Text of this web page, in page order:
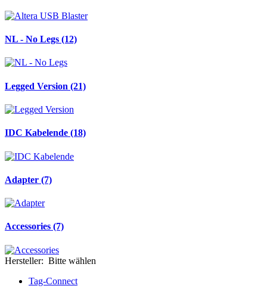
NL - No Legs (12)
Legged Version (21)
IDC Kabelende (18)
Adapter (7)
Accessories (7)
Hersteller: Bitte wählen
Tag-Connect